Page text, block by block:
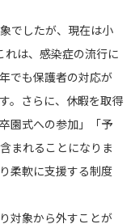
でしたが、現在は小
れは、感染症の流行に
でも保護者の対応が
。さらに、休暇を取得
園式への参加」「予
まれることになりま
柔軟に支援する制度
対象から外すことが